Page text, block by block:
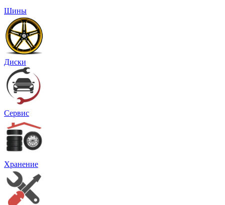
Шины
Диски
Сервис
Хранение